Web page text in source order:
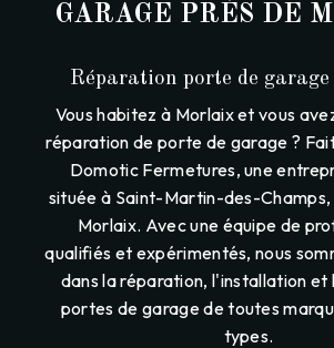
GARAGE PRÈS DE
Réparation porte de
Vous habitez à Morlaix et vous
réparation de porte de garage ?
Domotic Fermetures, une
située à Saint-Martin-des-
Morlaix. Avec une équipe de
qualifiés et expérimentés, nous
dans la réparation, l'installation
portes de garage de toutes
types.